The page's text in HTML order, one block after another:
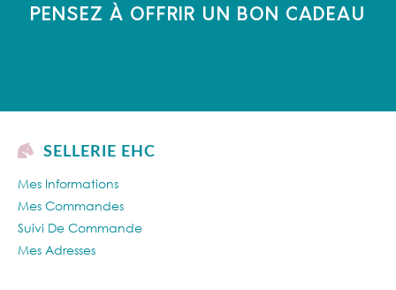
PENSEZ À OFFRIR UN BON CADEAU
SELLERIE EHC
Mes Informations
Mes Commandes
Suivi De Commande
Mes Adresses